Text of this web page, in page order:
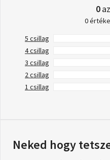
0
0
5 csillag
4 csillag
3 csillag
2 csillag
1 csillag
Neked hogy